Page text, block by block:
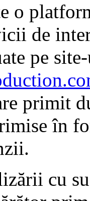
o
de
pe
primit
în
cu